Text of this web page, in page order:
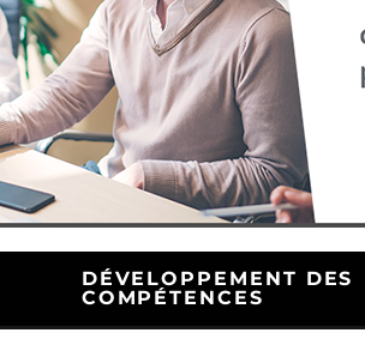
DÉVELOPPEMENT DES
COMPÉTENCES